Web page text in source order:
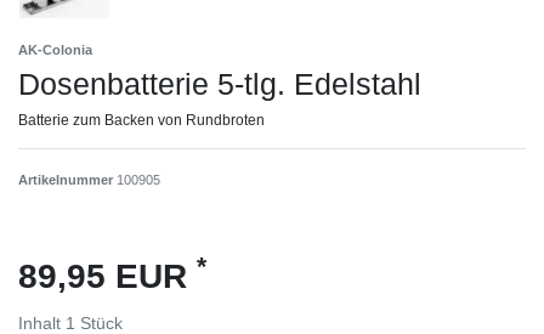
AK-Colonia
Dosenbatterie 5-tlg. Edelstahl
Batterie zum Backen von Rundbroten
Artikelnummer 100905
89,95 EUR *
Inhalt 1 Stück